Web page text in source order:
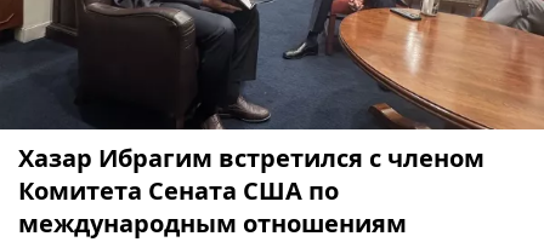
Хазар Ибрагим встретился с членом
Комитета Сената США по
международным отношениям